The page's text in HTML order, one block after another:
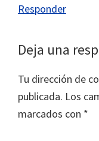
Responder
Deja una
Tu dirección de
publicada. Los
marcados con *